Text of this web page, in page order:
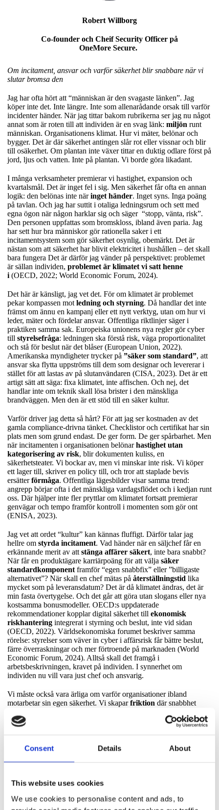
Consent Details About
This website uses cookies
We use cookies to personalise content and ads, to
Robert Willborg
Co-founder och Cheif Security Officer på
OneMore Secure.
Om incitament, ansvar och varför säkerhet blir snabbare när vi
slutar bromsa den
Jag har ofta hört att “människan är den svagaste länken”. Jag
köper inte det. Inte längre. Inte som allenarådande orsak till varför
incidenter händer. När jag tittar bakom rubrikerna ser jag nu något
annat som är roten till att individen är en svag länk: miljön runt
människan. Organisationens klimat. Hur vi mäter, belönar och
bygger. Det är där säkerhet antingen slår rot eller vissnar och blir
till osäkerhet. Om plantan inte växer tittar en duktig odlare först på
jord, ljus och vatten. Inte på plantan. Vi borde göra likadant.
I många verksamheter premierar vi hastighet, expansion och
kvartalsmål. Det är inget fel i sig. Men säkerhet får ofta en annan
logik: den belönas inte näringet händer. Inget syns. Inga poäng
på tavlan. Och jag har suttit i otaliga ledningsrum och sett med
egna ögon när någon harklar sig och säger “stopp, vänta, risk”.
Den personen uppfattas som bromskloss, ibland även paria. Jag
har sett hur bra människor gör rationella saker i ett
incitamentsystem som gör säkerhet osynlig, obemärkt. Det är
nästan som att säkerhet har blivit elektricitet i hushållen – det skall
bara fungera Det är därför jag vänder på perspektivet: problemet
är sällan individen, problemet är klimatet vi satt henne
i (OECD, 2022; World Economic Forum, 2024).
Det här är känsligt, jag vet det. För om klimatet är problemet
pekar kompassen mot ledning och styrning. Då handlar det inte
främst om ännu en kampanj eller ett nytt verktyg, utan om hur vi
leder, mäter och fördelar ansvar. Offentliga riktlinjer säger i
praktiken samma sak. Europeiska unionens nya regler gör cyber
till styrelsefråga: ledningen ska förstå risk, väga proportionalitet
och stå för beslut när det blåser (European Union, 2022).
Amerikanska myndigheter trycker på ”säker som standard”, att
ansvar ska flytta uppströms till dem som designar och levererar i
stället för att lastas av på slutanvändaren (CISA, 2023). Det är ett
artigt sätt att säga: fixa klimatet, inte affischen. Och nej, det
handlar inte om teknik skall lösa brister i den mänskliga
brandväggen. Men den är ett stöd till en säker kultur.
Varför driver jag detta så hårt? För att jag ser kostnaden av det
gamla compliance-drivna tänket. Checklistor och certifikat har sin
plats men som grund endast. De ger form. De ger spårbarhet. Men
när incitamenten i organisationen belönarhastighet utan
kategorisering av risk, blir dokumenten kuliss, en
säkerhetsteater. Vi bockar av, men vi minskar inte risk. Vi köper
ett lager till, skriver en policy till, och tror att staplade bevis
ersätterförmåga. Offentliga lägesbilder visar samma trend:
angrepp börjar ofta i det mänskliga vardagsflödet och i kedjan runt
oss. Där hjälper inte fler pryttlar om klimatet fortsatt premierar
genvägar och tempo framför kontroll i momenten som gör ont
(ENISA, 2023).
Jag vet att ordet “kultur” kan kännas fluffigt. Därför talar jag
hellre om styrda incitament. Vad händer när en säljchef får en
erkännande merit av att stänga affärer säkert, inte bara snabbt?
När får en produktägare karriärpoäng för att välja säker
standardkomponent framför “egen snabbfix” eller ”billigaste
alternativet”? När skall en chef mätas på återställningstid lika
mycket som på leveransdatum? Det är då klimatet ändras, det är
min fasta övertygelse. Och det går att göra utan slogans eller nya
kostsamma bonusmodeller. OECD:s uppdaterade
rekommendationer kopplar digital säkerhet till ekonomisk
riskhantering integrerat i styrning och beslut, inte vid sidan
(OECD, 2022). Världsekonomiska forumet beskriver samma
rörelse: styrelser som väver in cyber i affärsrisk får bättre beslut,
färre överraskningar och mer förtroende på marknaden (World
Economic Forum, 2024). Alltså skall det framgå i
arbetsbeskrivningen, kravet på individen. I synnerhet om
individen nu vill vara just chef och ansvarig.
Vi måste också vara ärliga om varför organisationer ibland
motarbetar sin egen säkerhet. Vi skaparfriktion där snabbhet
omsättningen negativt i den miljön. Vi skapar
beroendendär
ingen äger hela risken. Vi skapar
med otaliga
och processer som omöjliggör upptäckt i tid och inte bidrar på
återställningsförmåga. Det här är inte en moral- och etikfråga. Det
delar data, delar ansvar och delar mål, förändras spelet. Det är
Säkerhet ska finnasföremarknaden, inte köpas till i efterhand